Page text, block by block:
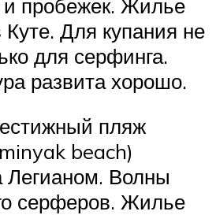
и пробежек. Жилье
Для купания не
для серфинга.
развита хорошо.
пляж
beach)
Легианом. Волны
серферов. Жилье